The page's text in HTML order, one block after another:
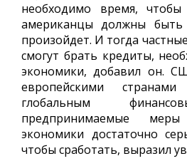
необходимо время, чтобы
американцы должны
произойдет. И тогда
смогут брать кредиты,
экономики, добавил он.
европейскими
глобальным
предпринимаемые
экономики достаточно
чтобы сработать, выразил